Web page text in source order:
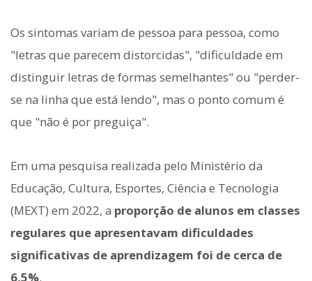
Os sintomas variam de pessoa para pessoa, como
"letras que parecem distorcidas", "dificuldade em
distinguir letras de formas semelhantes" ou "perder-
se na linha que está lendo", mas o ponto comum é
que "não é por preguiça".
Em uma pesquisa realizada pelo Ministério da
Educação, Cultura, Esportes, Ciência e Tecnologia
(MEXT) em 2022, a proporção de alunos em classes
regulares que apresentavam dificuldades
significativas de aprendizagem foi de cerca de
6,5%.